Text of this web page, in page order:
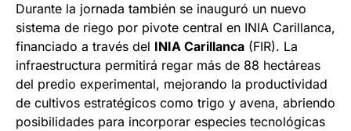
Durante la jornada también se inauguró un nuevo
sistema de riego por pivote central en INIA Carillanca,
financiado a través del INIA Carillanca (FIR). La
infraestructura permitirá regar más de 88 hectáreas
del predio experimental, mejorando la productividad
de cultivos estratégicos como trigo y avena, abriendo
posibilidades para incorporar especies tecnológicas